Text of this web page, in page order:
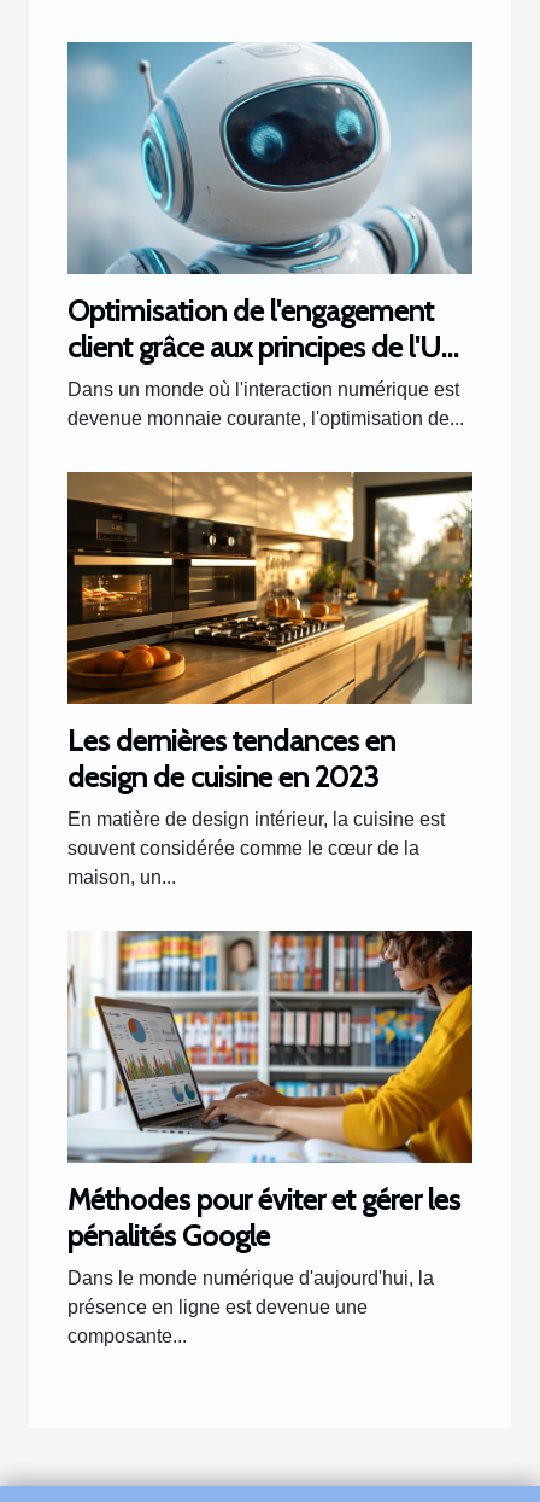
Optimisation de l'engagement
client grâce aux principes de l'UX
chatbot
Dans un monde où l'interaction numérique est
devenue monnaie courante, l'optimisation de...
Les dernières tendances en
design de cuisine en 2023
En matière de design intérieur, la cuisine est
souvent considérée comme le cœur de la
maison, un...
Méthodes pour éviter et gérer les
pénalités Google
Dans le monde numérique d'aujourd'hui, la
présence en ligne est devenue une
composante...